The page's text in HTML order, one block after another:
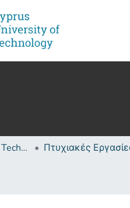
Cyprus University of Technology (Research Output)